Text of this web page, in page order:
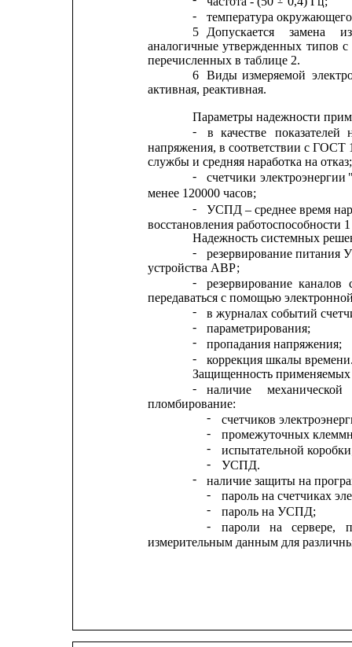
-
температура
5
Допускается замена
аналогичные утвержденных типов с
перечисленных в таблице 2.
6
Виды измеряемой
активная, реактивная.
Параметры надежности
-
в качестве показателей
напряжения, в соответствии с
службы и средняя наработка на отказ;
-
счетчики электроэнергии
менее 120000 часов;
-
УСПД – среднее время
восстановления работоспособности 1
Надежность системных
-
резервирование
устройства АВР;
-
резервирование каналов
передаваться с помощью
-
в журналах событий
-
параметрирования;
-
пропадания напряжения;
-
коррекция шкалы
Защищенность применяемых
-
наличие
механической
пломбирование:
-
счетчиков
-
промежуточных
-
испытательной
-
УСПД.
-
наличие защиты на
-
пароль на счетчиках
-
пароль на УСПД;
-
пароли на сервере,
измерительным данным для